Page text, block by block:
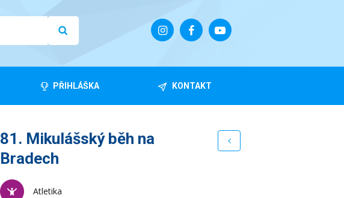
PŘIHLÁŠKA KONTAKT
81. Mikulášský běh na
Bradech
Atletika